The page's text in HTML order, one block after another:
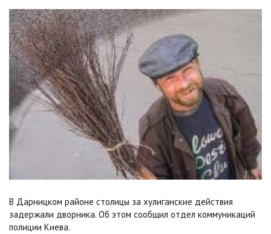
В Дарницком районе столицы за хулиганские действия
задержали дворника. Об этом сообщил отдел коммуникаций
полиции Киева.